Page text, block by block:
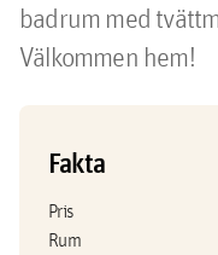
badrum med
Välkommen hem!
Fakta
Pris
Rum